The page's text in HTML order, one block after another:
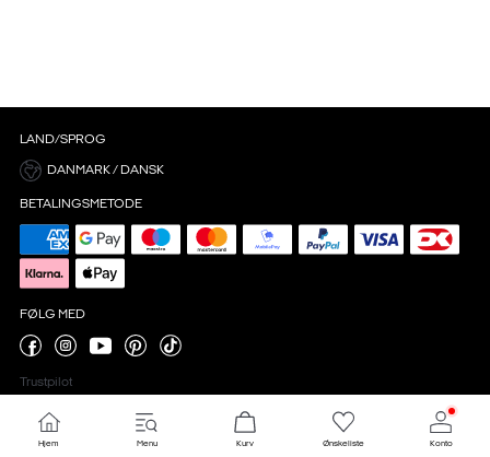
LAND/SPROG
DANMARK / DANSK
BETALINGSMETODE
FØLG MED
Trustpilot
Cookieindstillinger
Hjem Menu Kurv Ønskeliste Konto